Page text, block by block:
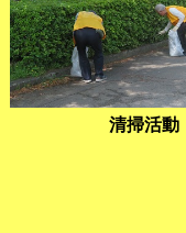
清掃活動